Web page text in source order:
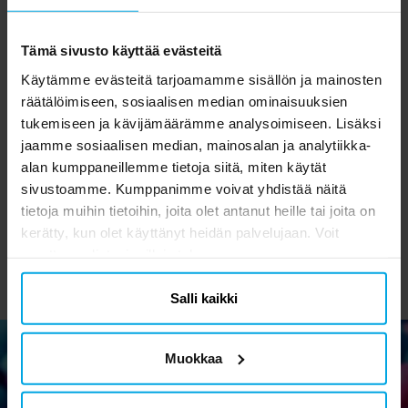
Tämä sivusto käyttää evästeitä
Käytämme evästeitä tarjoamamme sisällön ja mainosten
räätälöimiseen, sosiaalisen median ominaisuuksien
tukemiseen ja kävijämäärämme analysoimiseen. Lisäksi
jaamme sosiaalisen median, mainosalan ja analytiikka-
alan kumppaneillemme tietoja siitä, miten käytät
sivustoamme. Kumppanimme voivat yhdistää näitä
tietoja muihin tietoihin, joita olet antanut heille tai joita on
kerätty, kun olet käyttänyt heidän palvelujaan. Voit
Salli kaikki
Muokkaa
Ilmapallot - Turkoosi 10
kpl
Hinta 2,90 €
2,90 €
OSTA
Serpentiinit - Pinkki
Hinta 1,90 €
1,90 €
OSTA